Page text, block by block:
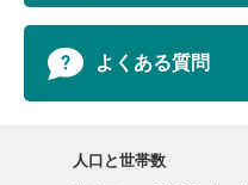
よくある質問
人口と世帯数